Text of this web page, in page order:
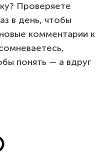
Проверяете
в день, чтобы
комментарии к
понять — а вдруг